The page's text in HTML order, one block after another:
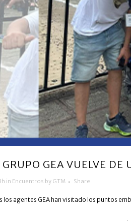
GRUPO GEA VUELVE
in Encuentros by GTM Share
los agentes GEA han visitado los puntos